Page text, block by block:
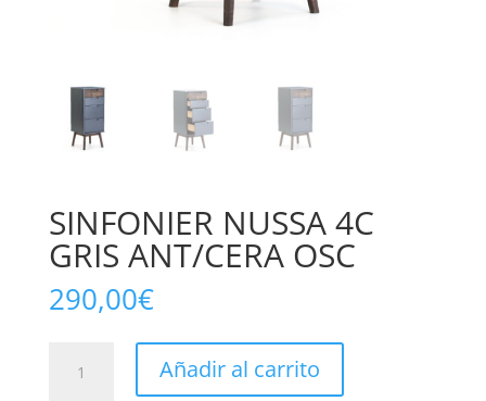
SINFONIER NUSSA 4C
GRIS ANT/CERA OSC
290,00€
NUSSA
Añadir al carrito